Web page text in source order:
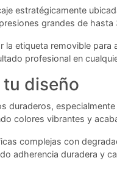
estratégicamente
grandes de
etiqueta removible
profesional en
diseño
colores vibrantes y
complejas con
adherencia duradera y